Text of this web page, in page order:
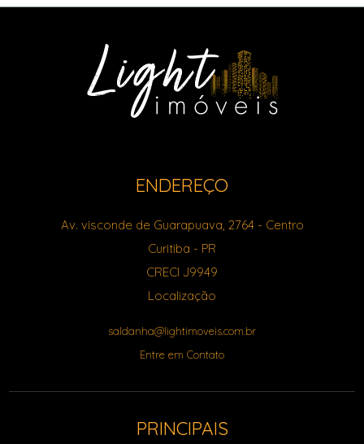
ENDEREÇO
Av. visconde de Guarapuava, 2764- Centro
Curitiba - PR
CRECI J9949
Localização
saldanha@lightimoveis.com.br
Entre em Contato
PRINCIPAIS